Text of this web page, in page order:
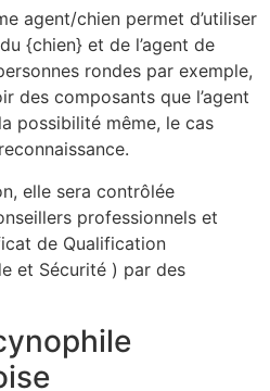
agent/chien permet d’utiliser
{chien} et de l’agent de
rondes par exemple,
des composants que l’agent
possibilité même, le cas
elle sera contrôlée
professionnels et
de Qualification
et Sécurité ) par des